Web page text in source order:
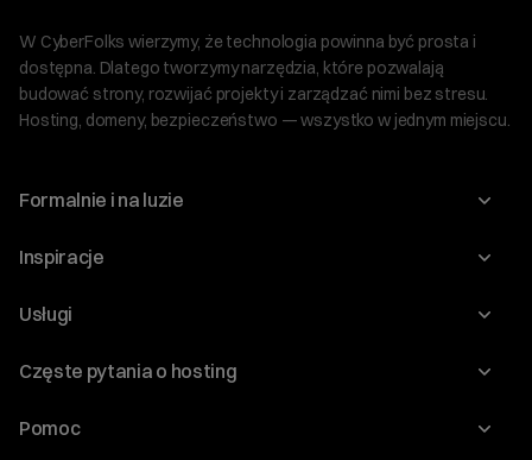
W CyberFolks wierzymy, że technologia powinna być prosta i
dostępna. Dlatego tworzymy narzędzia, które pozwalają
budować strony, rozwijać projekty i zarządzać nimi bez stresu.
Hosting, domeny, bezpieczeństwo — wszystko w jednym miejscu.
Formalnie i na luzie
O nas
Program Korzyści dla Inwestorów
Regulaminy i specyfikacje
Inspiracje
Blog
WordPress
Audyt stron
Usługi
Domeny
Częste pytania o hosting
Jak przenieść stronę?
Pomoc